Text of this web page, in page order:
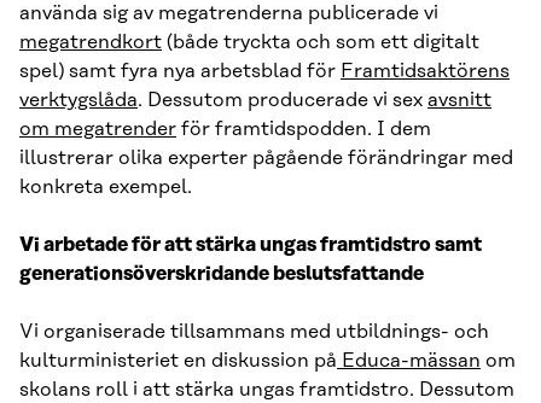
använda sig av megatrenderna publicerade vi
megatrendkort (både tryckta och som ett digitalt
spel) samt fyra nya arbetsblad för Framtidsaktörens
verktygslåda. Dessutom producerade vi sex avsnitt
om megatrender för framtidspodden. I dem
illustrerar olika experter pågående förändringar med
konkreta exempel.
Vi arbetade för att stärka ungas framtidstro samt
generationsöverskridande beslutsfattande
Vi organiserade tillsammans med utbildnings- och
kulturministeriet en diskussion på Educa-mässan om
skolans roll i att stärka ungas framtidstro. Dessutom